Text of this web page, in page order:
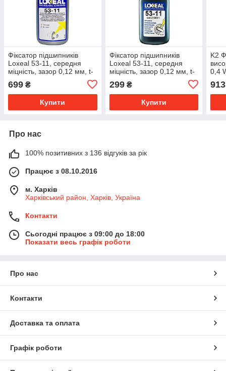
Фіксатор підшипників
Loxeal 53-11, середня
міцність, зазор 0,12 мм, t-
699 ₴
Купити
Фіксатор підшипників
Loxeal 53-11, середня
міцність, зазор 0,12 мм, t-
299₴
Купити
K2
0,4
913
Про нас
100% позитивних з 136 відгуків за рік
Працює з 08.10.2016
м. Харків
Харківський район, Харків, Україна
Контакти
Сьогодні працює з 09:00 до 18:00
Показати весь графік роботи
Про нас
Контакти
Доставка та оплата
Графік роботи